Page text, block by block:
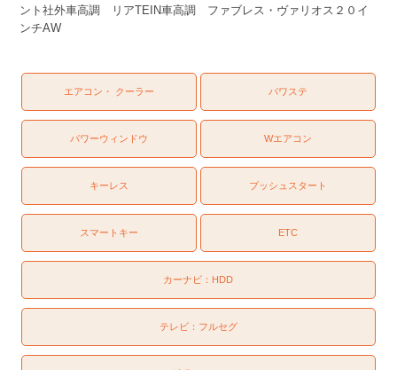
ント社外車高調 リアTEIN車高調 ファブレス・ヴァリオス２０イ
ンチAW
エアコン・ クーラー パワステ
パワーウィンドウ Wエアコン
キーレス プッシュスタート
スマートキー ETC
カーナビ： HDD
テレビ： フルセグ